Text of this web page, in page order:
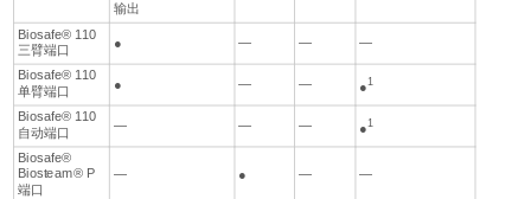
输出
Biosafe® 110
三臂端口
● — — —
Biosafe® 110
单臂端口 ● — — ●1
Biosafe® 110
自动端口
— — — ●1
Biosafe®
Biosteam® P
端口
— ● — —